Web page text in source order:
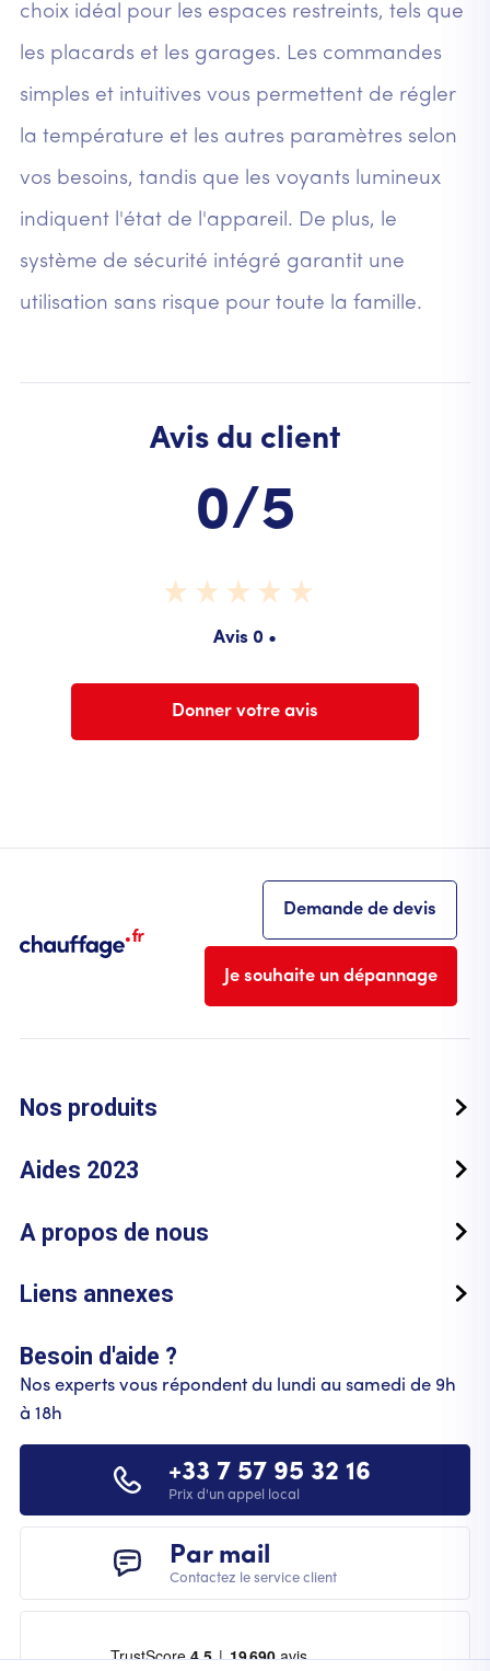
choix idéal pour les espaces restreints, tels que
les placards et les garages. Les commandes
simples et intuitives vous permettent de régler
la température et les autres paramètres selon
vos besoins, tandis que les voyants lumineux
indiquent l'état de l'appareil. De plus, le
système de sécurité intégré garantit une
utilisation sans risque pour toute la famille.
Avis du client
0/5
Avis 0 •
Donner votre avis
Demande de devis
Je souhaite un dépannage
Nos produits
Aides 2023
A propos de nous
Liens annexes
Besoin d'aide ?
Nos experts vous répondent du lundi au samedi de 9h
à 18h
+33 7 57 95 32 16
Prix d'un appel local
Par mail
Contactez le service client